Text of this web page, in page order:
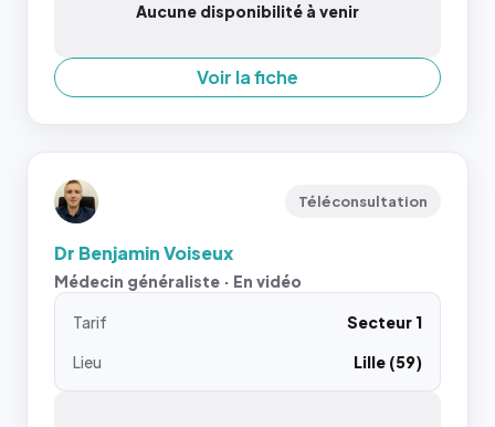
Aucune disponibilité à venir
Voir la fiche
Téléconsultation
Dr Benjamin Voiseux
Médecin généraliste · En vidéo
Tarif
Secteur 1
Lieu
Lille (59)